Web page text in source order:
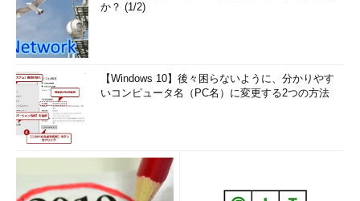
か？ (1/2)
【Windows 10】後々困らないように、分かりやす
いコンピュータ名（PC名）に変更する2つの方法